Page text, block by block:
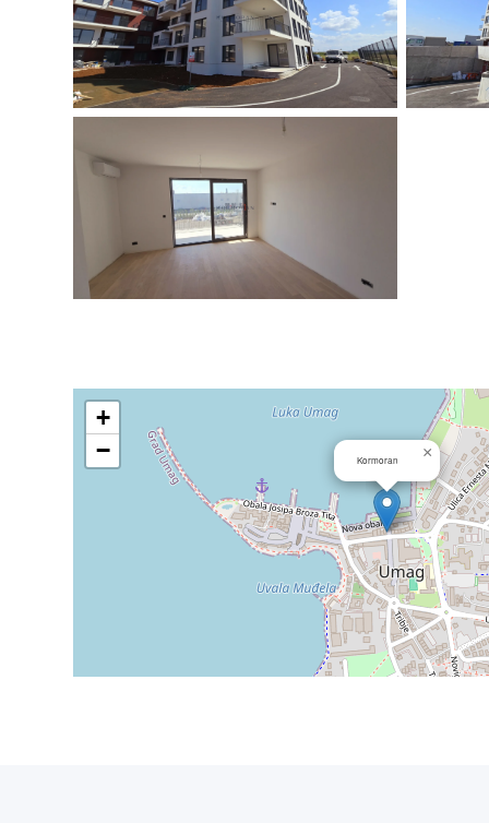
Kormoran ×
+
−